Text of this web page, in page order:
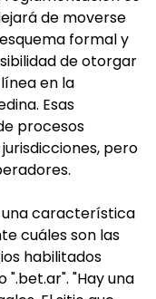
de moverse
formal y
de otorgar
en la
Esas
procesos
pero
característica
cuáles son las
habilitados
"Hay una